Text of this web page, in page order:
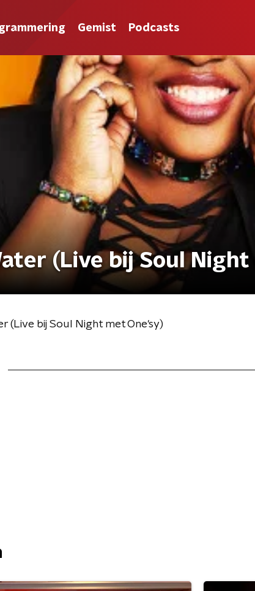
Gemist Podcasts
(Live bij Soul
(Live bij Soul Night met One'sy)